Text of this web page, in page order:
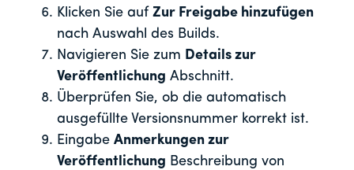
Klicken Sie auf Zur Freigabe hinzufügen
nach Auswahl des Builds.
Navigieren Sie zum Details zur
Veröffentlichung Abschnitt.
Überprüfen Sie, ob die automatisch
ausgefüllte Versionsnummer korrekt ist.
Eingabe Anmerkungen zur
Veröffentlichung Beschreibung von